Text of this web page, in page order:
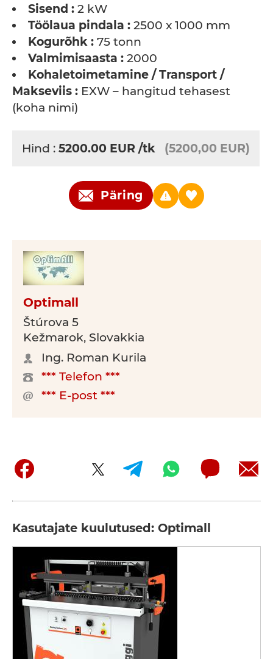
Sisend : 2 kW
Töölaua pindala : 2500 x 1000 mm
Kogurõhk : 75 tonn
Valmimisaasta : 2000
Kohaletoimetamine / Transport /
Makseviis : EXW – hangitud tehasest
(koha nimi)
Hind : 5200.00 EUR /tk (5200,00 EUR)
Päring
Optimall
Štúrova 5
Kežmarok, Slovakkia
Ing. Roman Kurila
*** Telefon ***
*** E-post ***
Kasutajate kuulutused: Optimall